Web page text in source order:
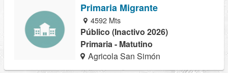
Primaria Migrante
4592 Mts
Público (Inactivo 2026)
Primaria - Matutino
Agricola San Simón